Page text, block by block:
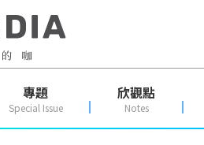
專題
Special Issue
欣觀點
Notes